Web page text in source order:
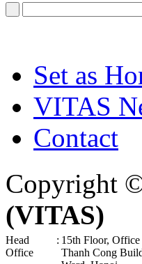
Set as
VITAS
Contact
Copyright
(VITAS)
Head
Office
: 15th Floor,
Thanh Cong